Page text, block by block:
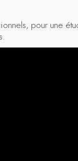
pour une